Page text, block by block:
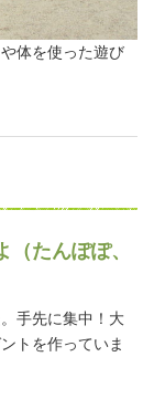
体を使った遊び
たんぽぽ、
手先に集中！大
トを作っていま